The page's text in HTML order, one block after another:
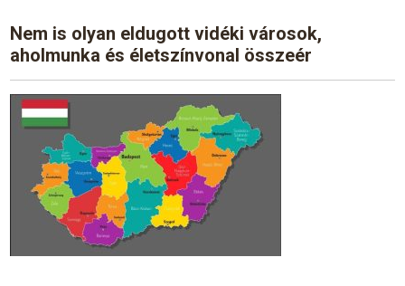
Nem is olyan eldugott vidéki városok,
aholmunka és életszínvonal összeér